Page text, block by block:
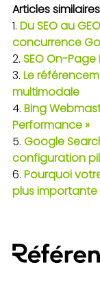
Articles
Du SEO au
concurrence
SEO On-
Le
multimodale
Bing
Performance »
Google
configuration
Pourquoi
plus importante